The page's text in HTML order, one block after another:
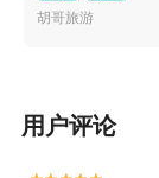
胡哥旅游
用户评论